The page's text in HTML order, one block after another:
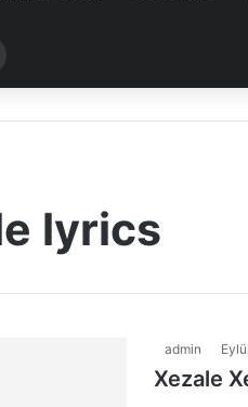
lyrics
admin
Xezale